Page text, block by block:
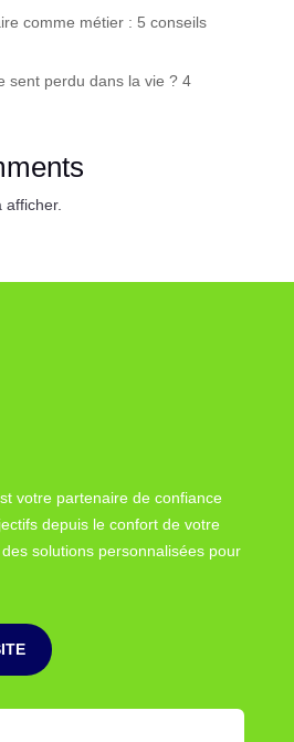
comme métier : 5 conseils
sent perdu dans la vie ? 4
votre partenaire de confiance
depuis le confort de votre
solutions personnalisées pour